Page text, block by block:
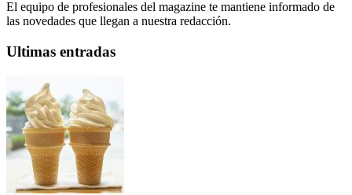
El equipo de profesionales del magazine te mantiene informado de
las novedades que llegan a nuestra redacción.
Ultimas entradas